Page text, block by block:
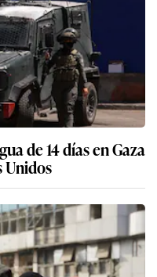
de 14 días en Gaza
Unidos